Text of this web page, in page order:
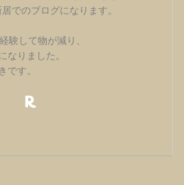
でのブログになります。
験して物が減り、
なりました。
です。